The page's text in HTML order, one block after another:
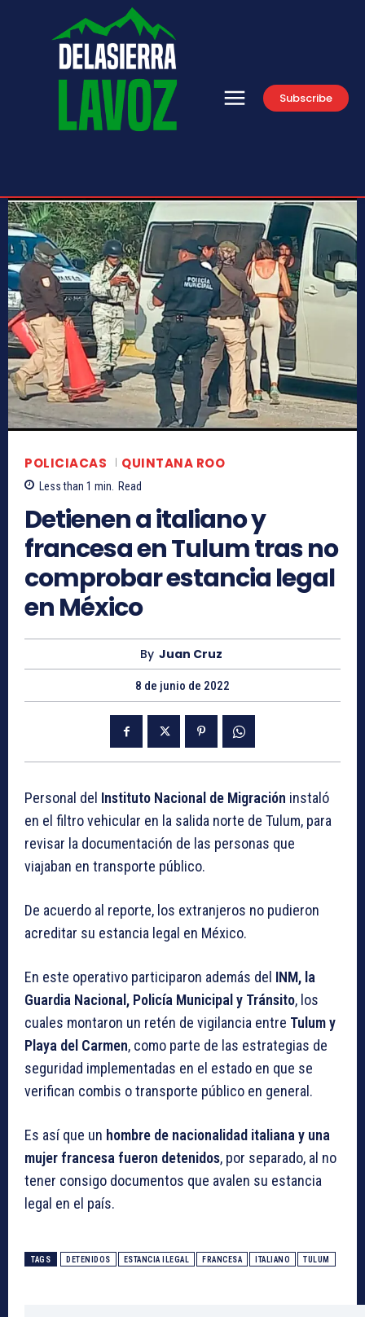
Subscribe
POLICIACAS QUINTANA ROO
Less than 1 min. Read
Detienen a italiano y
francesa en Tulum tras no
comprobar estancia legal
en México
By Juan Cruz
8 de junio de 2022
Personal del Instituto Nacional de Migración instaló
en el filtro vehicular en la salida norte de Tulum, para
revisar la documentación de las personas que
viajaban en transporte público.
De acuerdo al reporte, los extranjeros no pudieron
acreditar su estancia legal en México.
En este operativo participaron además del INM, la
Guardia Nacional, Policía Municipal y Tránsito, los
cuales montaron un retén de vigilancia entre Tulum y
Playa del Carmen, como parte de las estrategias de
seguridad implementadas en el estado en que se
verifican combis o transporte público en general.
Es así que un hombre de nacionalidad italiana y una
mujer francesa fueron detenidos, por separado, al no
tener consigo documentos que avalen su estancia
legal en el país.
TAGS DETENIDOS ESTANCIA ILEGAL FRANCESA ITALIANO TULUM